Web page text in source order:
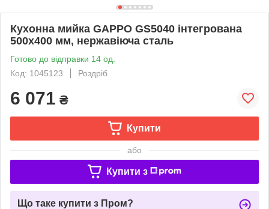
Кухонна мийка GAPPO GS5040 інтегрована
500x400 мм, нержавіюча сталь
Готово до відправки 14 од.
Код: 1045123
Роздріб
6 071 ₴
Купити
або
Купити з
Що таке купити з Пром?